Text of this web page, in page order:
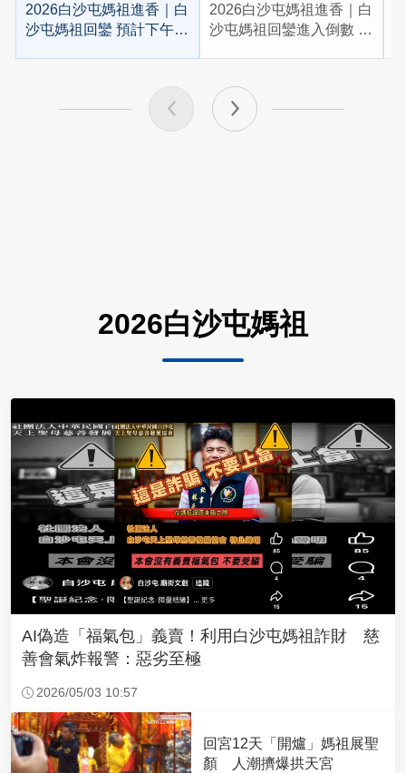
2026白沙屯媽祖進香｜白
沙屯媽祖回鑾 預計下午
2026白沙屯媽祖進香｜白
沙屯媽祖回鑾進入倒數 預
2026白沙屯媽祖
AI偽造「福氣包」義賣！利用白沙屯媽祖詐財 慈
善會氣炸報警：惡劣至極
2026/05/03 10:57
回宮12天「開爐」媽祖展聖
顏 人潮擠爆拱天宮